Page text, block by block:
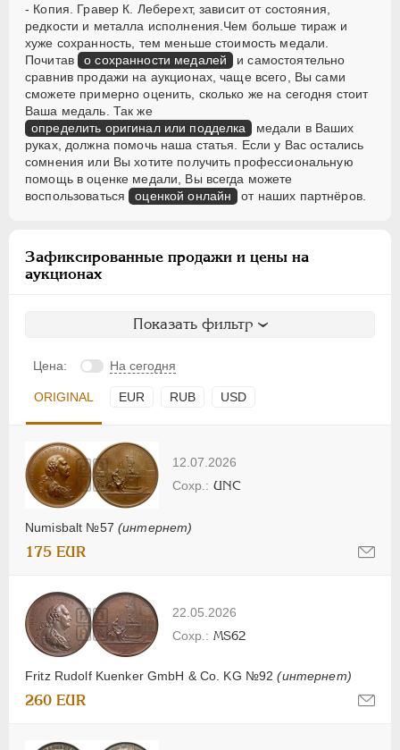
- Копия. Гравер К. Леберехт, зависит от состояния,
редкости и металла исполнения.Чем больше тираж и
хуже сохранность, тем меньше стоимость медали.
Почитав о сохранности медалей
и самостоятельно
сравнив продажи на аукционах, чаще всего, Вы сами
сможете примерно оценить, сколько же на сегодня стоит
Ваша медаль. Так же
определить оригинал или подделка
медали в Ваших
руках, должна помочь наша статья. Если у Вас остались
сомнения или Вы хотите получить профессиональную
помощь в оценке медали, Вы всегда можете
воспользоваться оценкой онлайн от наших партнёров.
Зафиксированные продажи и цены на
аукционах
Показать фильтр
Цена: На сегодня
ORIGINAL EUR RUB USD
12.07.2026
Numisbalt №57 (интернет)
UNC
175 EUR
22.05.2026
Fritz Rudolf Kuenker GmbH & Co. KG №92(интернет)
MS62
260 EUR